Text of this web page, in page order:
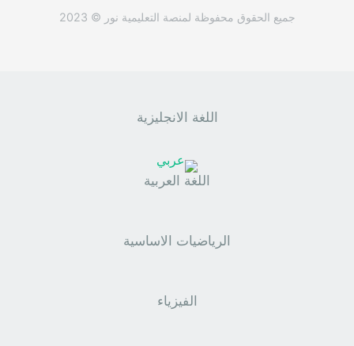
جميع الحقوق محفوظة لمنصة التعليمية نور © 2023
اللغة الانجليزية
اللغة العربية
الرياضيات الاساسية
الفيزياء